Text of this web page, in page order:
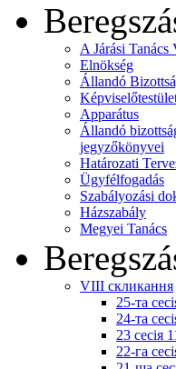
A Járási Tanács
Elnökség
Állandó
Apparátus
Állandó
jegyzőkönyvei
Határozati
Ügyfélfogadás
Szabályozási
Házszabály
Megyei Tanács
VIII скликання
25-та
24-та
23 сесія
22-га